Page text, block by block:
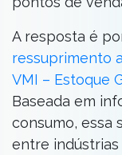
A resposta é
ressuprimento
VMI – Estoque
Baseada em
consumo, essa
entre indústrias